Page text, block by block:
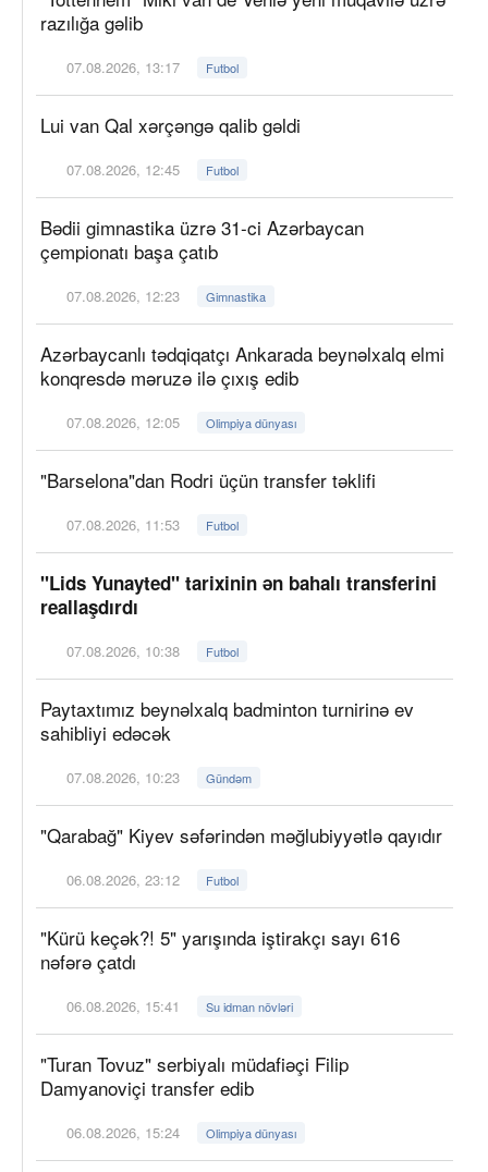
razılığa gəlib
07.08.2026, 13:17 Futbol
Lui van Qal xərçəngə qalib gəldi
07.08.2026, 12:45 Futbol
Bədii gimnastika üzrə 31-ci Azərbaycan
çempionatı başa çatıb
07.08.2026, 12:23 Gimnastika
Azərbaycanlı tədqiqatçı Ankarada beynəlxalq elmi
konqresdə məruzə ilə çıxış edib
07.08.2026, 12:05 Olimpiya dünyası
"Barselona"dan Rodri üçün transfer təklifi
07.08.2026, 11:53 Futbol
"Lids Yunayted" tarixinin ən bahalı transferini
reallaşdırdı
07.08.2026, 10:38 Futbol
Paytaxtımız beynəlxalq badminton turnirinə ev
sahibliyi edəcək
07.08.2026, 10:23 Gündəm
"Qarabağ" Kiyev səfərindən məğlubiyyətlə qayıdır
06.08.2026, 23:12 Futbol
"Kürü keçək?! 5" yarışında iştirakçı sayı 616
nəfərə çatdı
06.08.2026, 15:41 Su idman növləri
"Turan Tovuz" serbiyalı müdafiəçi Filip
Damyanoviçi transfer edib
06.08.2026, 15:24 Olimpiya dünyası